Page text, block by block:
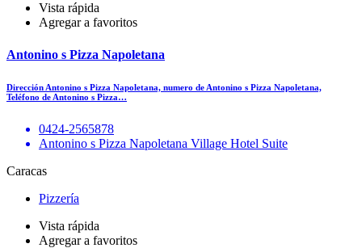
Vista rápida
Agregar a favoritos
Antonino s Pizza Napoletana
Dirección Antonino s Pizza Napoletana, numero de Antonino s Pizza Napoletana,
Teléfono de Antonino s Pizza…
0424-2565878
Antonino s Pizza Napoletana Village Hotel Suite
Caracas
Pizzería
Vista rápida
Agregar a favoritos